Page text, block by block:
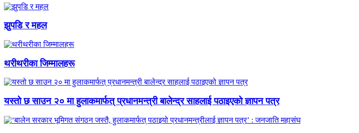
झुपडि र महल
थरीथरीका जिम्मालहरू
यस्तो छ साउन २० मा हुलाकमार्फत् प्रधानमन्त्री बालेन्द्र साहलाई पठाइएको ज्ञापन पत्र